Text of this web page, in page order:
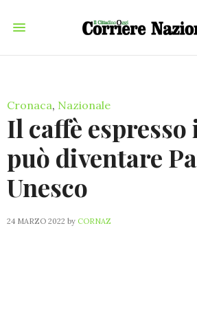
Cronaca, Nazionale
Il caffè
può diventare
Unesco
24 MARZO 2022 by CORNAZ